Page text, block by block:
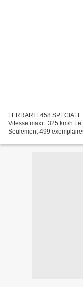
FERRARI F458
Vitesse maxi : 325 km/h
Seulement 499
blog.com/2020/03/une-